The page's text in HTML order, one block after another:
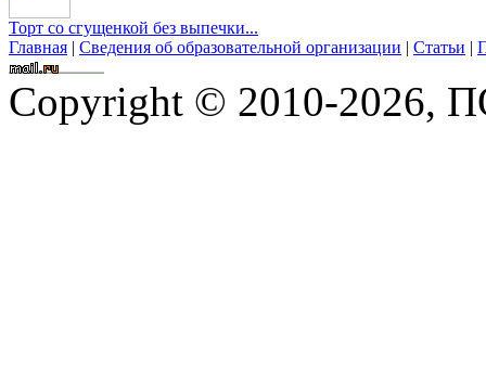
Торт со сгущенкой без выпечки...
Главная | Сведения об образовательной организации | Статьи |
Copyright © 2010-2026,